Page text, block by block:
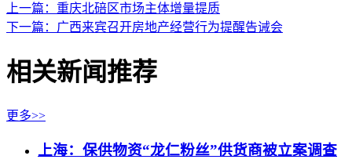
上一篇：重庆北碚区市场主体增量提质
下一篇：广西来宾召开房地产经营行为提醒告诫会
相关新闻推荐
更多>>
上海：保供物资“龙仁粉丝”供货商被立案调查